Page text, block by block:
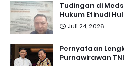
Tudingan di
Hukum Etinudi
Juli 24, 2026
Pernyataan
Purnawirawan